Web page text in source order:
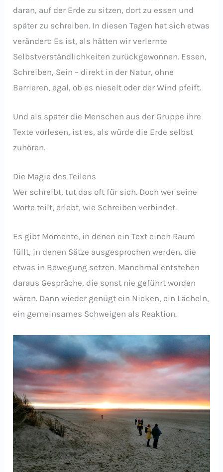
daran, auf der Erde zu sitzen, dort zu essen und
später zu schreiben. In diesen Tagen hat sich etwas
verändert: Es ist, als hätten wir verlernte
Selbstverständlichkeiten zurückgewonnen. Essen,
Schreiben, Sein – direkt in der Natur, ohne
Barrieren, egal, ob es nieselt oder der Wind pfeift.
Und als später die Menschen aus der Gruppe ihre
Texte vorlesen, ist es, als würde die Erde selbst
zuhören.
Die Magie des Teilens
Wer schreibt, tut das oft für sich. Doch wer seine
Worte teilt, erlebt, wie Schreiben verbindet.
Es gibt Momente, in denen ein Text einen Raum
füllt, in denen Sätze ausgesprochen werden, die
etwas in Bewegung setzen. Manchmal entstehen
daraus Gespräche, die sonst nie geführt worden
wären. Dann wieder genügt ein Nicken, ein Lächeln,
ein gemeinsames Schweigen als Reaktion.